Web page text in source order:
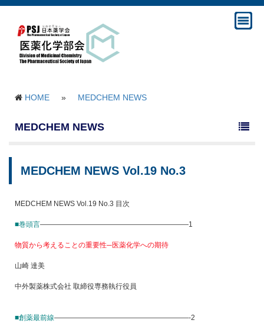
HOME » MEDCHEM NEWS
MEDCHEM NEWS
MEDCHEM NEWS Vol.19 No.3
MEDCHEM NEWS Vol.19 No.3 目次
■巻頭言—————————————————————1
物質から考えることの重要性─医薬化学への期待
山崎 達美
中外製薬株式会社 取締役専務執行役員
■創薬最前線———————————————————-2